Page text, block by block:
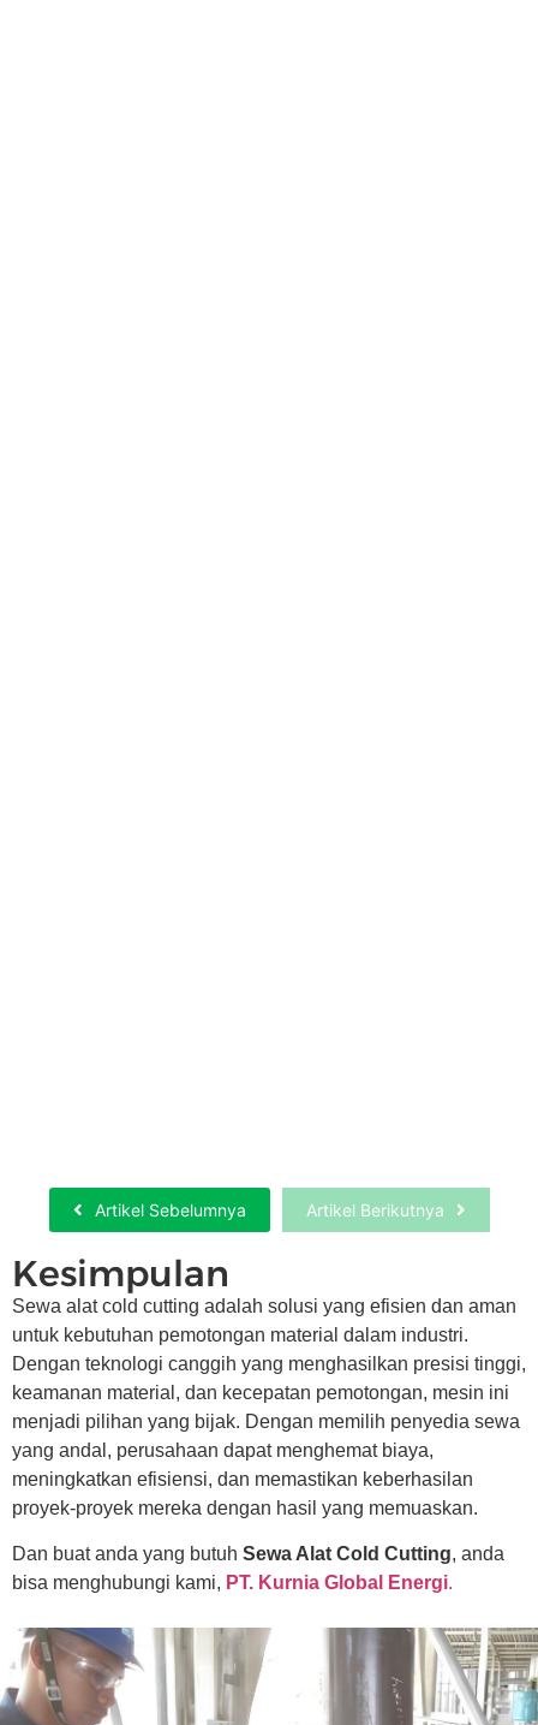
Artikel Sebelumnya Artikel Berikutnya
Kesimpulan
Sewa alat cold cutting adalah solusi yang efisien dan aman
untuk kebutuhan pemotongan material dalam industri.
Dengan teknologi canggih yang menghasilkan presisi tinggi,
keamanan material, dan kecepatan pemotongan, mesin ini
menjadi pilihan yang bijak. Dengan memilih penyedia sewa
yang andal, perusahaan dapat menghemat biaya,
meningkatkan efisiensi, dan memastikan keberhasilan
proyek-proyek mereka dengan hasil yang memuaskan.
Dan buat anda yang butuh Sewa Alat Cold Cutting, anda
bisa menghubungi kami, PT. Kurnia Global Energi.